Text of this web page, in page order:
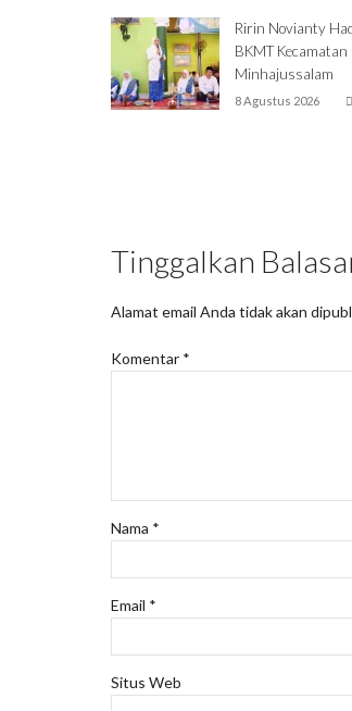
Ririn Novianty
BKMT Kecamatan
Minhajussalam
8 Agustus 2026
Tinggalkan
Alamat email Anda tidak akan
Komentar *
Nama *
Email *
Situs Web